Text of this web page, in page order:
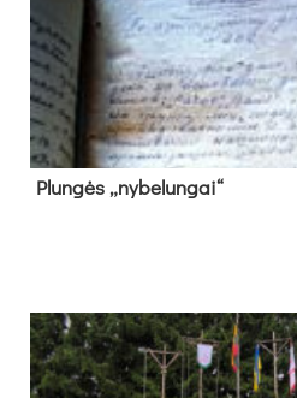
Plun­gės „ny­be­lun­gai“